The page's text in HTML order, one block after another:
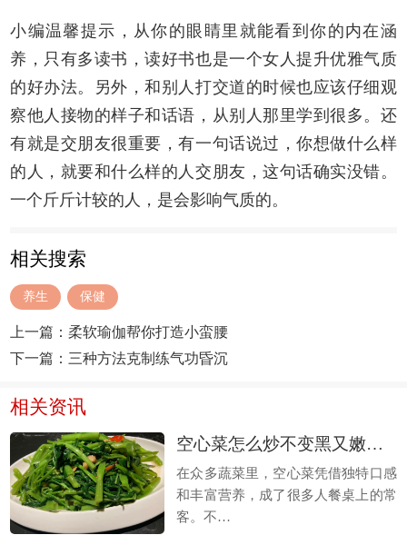
小编温馨提示，从你的眼睛里就能看到你的内在涵
养，只有多读书，读好书也是一个女人提升优雅气质
的好办法。另外，和别人打交道的时候也应该仔细观
察他人接物的样子和话语，从别人那里学到很多。还
有就是交朋友很重要，有一句话说过，你想做什么样
的人，就要和什么样的人交朋友，这句话确实没错。
一个斤斤计较的人，是会影响气质的。
相关搜索
养生 保健
上一篇：柔软瑜伽帮你打造小蛮腰
下一篇： 三种方法克制练气功昏沉
相关资讯
空心菜怎么炒不变黑又嫩好吃 避免空心菜变黑的原理
在众多蔬菜里，空心菜凭借独特口感
和丰富营养，成了很多人餐桌上的常
客。不…